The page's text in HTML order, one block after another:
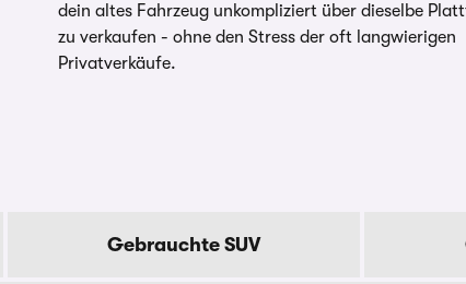
dein altes Fahrzeug unkompliziert über dieselbe
zu verkaufen - ohne den Stress der oft langwierigen
Privatverkäufe.
Gebrauchte SUV